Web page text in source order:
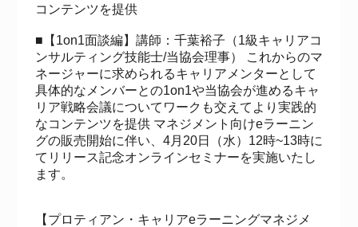
コンテンツを提供
■【1on1面談編】講師：千葉裕子（1級キャリアコ
ンサルティング技能士/当協会理事） これからのマ
ネージャーに求められるキャリアメンターとして
具体的なメンバーとの1on1や当協会が進めるキャ
リア戦略会議についてワークも交えてより実践的
なコンテンツを提供 マネジメント向けeラーニン
グの販売開始に伴い、4月20日（水）12時~13時に
てリリース記念オンラインセミナーを実施いたし
ます。
【プロティアン・キャリアeラーニングマネジメ